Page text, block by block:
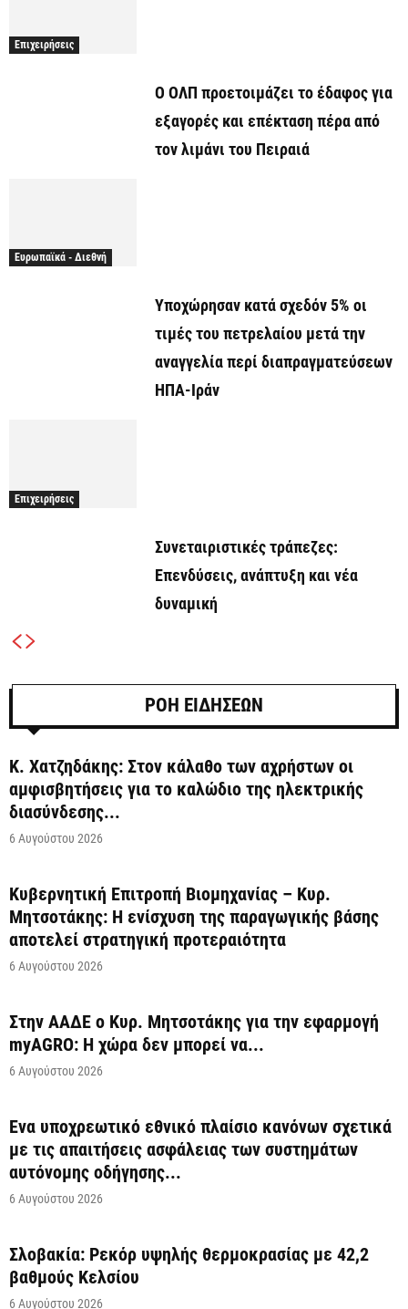
Επιχειρήσεις
O ΟΛΠ προετοιμάζει το έδαφος για
εξαγορές και επέκταση πέρα από
τον λιμάνι του Πειραιά
Ευρωπαϊκά - Διεθνή
Υποχώρησαν κατά σχεδόν 5% οι
τιμές του πετρελαίου μετά την
αναγγελία περί διαπραγματεύσεων
ΗΠΑ-Ιράν
Επιχειρήσεις
Συνεταιριστικές τράπεζες:
Επενδύσεις, ανάπτυξη και νέα
δυναμική
ΡΟΗ ΕΙΔΗΣΕΩΝ
Κ. Χατζηδάκης: Στον κάλαθο των αχρήστων οι
αμφισβητήσεις για το καλώδιο της ηλεκτρικής
διασύνδεσης...
6 Αυγούστου 2026
Κυβερνητική Επιτροπή Βιομηχανίας – Κυρ.
Μητσοτάκης: Η ενίσχυση της παραγωγικής βάσης
αποτελεί στρατηγική προτεραιότητα
6 Αυγούστου 2026
Στην ΑΑΔΕ ο Κυρ. Μητσοτάκης για την εφαρμογή
myAGRO: Η χώρα δεν μπορεί να...
6 Αυγούστου 2026
Ένα υποχρεωτικό εθνικό πλαίσιο κανόνων σχετικά
με τις απαιτήσεις ασφάλειας των συστημάτων
αυτόνομης οδήγησης...
6 Αυγούστου 2026
Σλοβακία: Ρεκόρ υψηλής θερμοκρασίας με 42,2
βαθμούς Κελσίου
6 Αυγούστου 2026